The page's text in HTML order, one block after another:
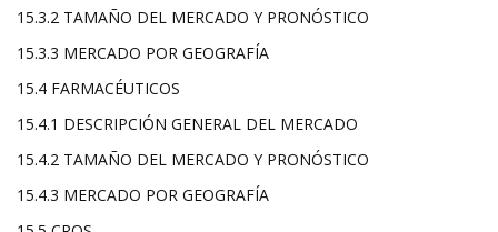
15.3.2 TAMAÑO DEL MERCADO Y PRONÓSTICO
15.3.3 MERCADO POR GEOGRAFÍA
15.4 FARMACÉUTICOS
15.4.1 DESCRIPCIÓN GENERAL DEL MERCADO
15.4.2 TAMAÑO DEL MERCADO Y PRONÓSTICO
15.4.3 MERCADO POR GEOGRAFÍA